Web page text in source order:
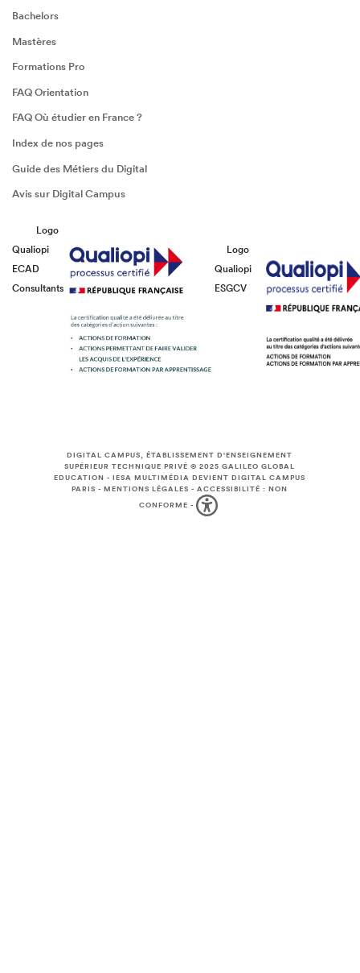
Bachelors
Mastères
Formations Pro
FAQ Orientation
FAQ Où étudier en France ?
Index de nos pages
Guide des Métiers du Digital
Avis sur Digital Campus
Logo
Qualiopi
ECAD
Consultants
Logo
Qualiopi
ESGCV
DIGITAL CAMPUS, ÉTABLISSEMENT D'ENSEIGNEMENT
SUPÉRIEUR TECHNIQUE PRIVÉ © 2025GALILEO GLOBAL
EDUCATION -IESA MULTIMÉDIA DEVIENT DIGITAL CAMPUS
PARIS -MENTIONS LÉGALES -ACCESSIBILITÉ : NON
CONFORME -